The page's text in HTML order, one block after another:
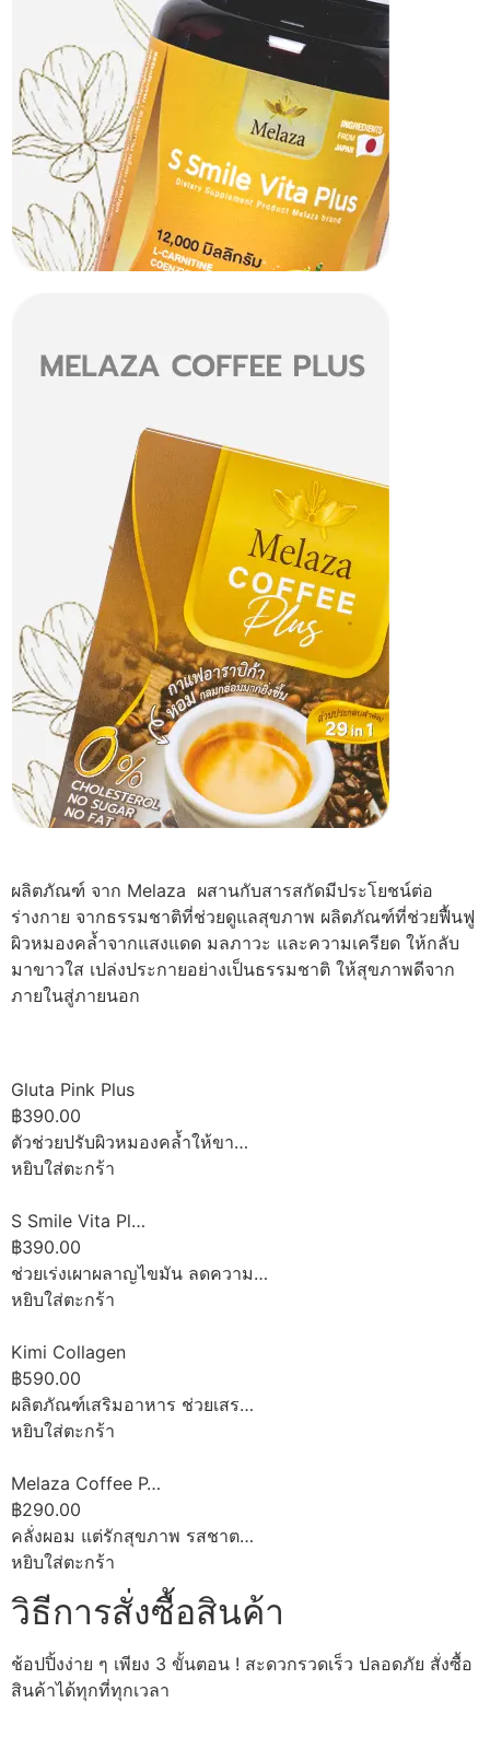
ผลิตภัณฑ์ จาก Melaza ผสานกับสารสกัดมีประโยชน์ต่อ
ร่างกาย จากธรรมชาติที่ช่วยดูแลสุขภาพ ผลิตภัณฑ์ที่ช่วยฟื้นฟู
ผิวหมองคล้ำจากแสงแดด มลภาวะ และความเครียด ให้กลับ
มาขาวใส เปล่งประกายอย่างเป็นธรรมชาติ ให้สุขภาพดีจาก
ภายในสู่ภายนอก
Gluta Pink Plus
฿390.00
ตัวช่วยปรับผิวหมองคล้ำให้ขา…
หยิบใส่ตะกร้า
S Smile Vita Pl…
฿390.00
ช่วยเร่งเผาผลาญไขมัน ลดความ…
หยิบใส่ตะกร้า
Kimi Collagen
฿590.00
ผลิตภัณฑ์เสริมอาหาร ช่วยเสร…
หยิบใส่ตะกร้า
Melaza Coffee P…
฿290.00
คลั่งผอม แต่รักสุขภาพ รสชาต…
หยิบใส่ตะกร้า
วิธีการสั่งซื้อสินค้า
ช้อปปิ้งง่าย ๆ เพียง 3 ขั้นตอน ! สะดวกรวดเร็ว ปลอดภัย สั่งซื้อ
สินค้าได้ทุกที่ทุกเวลา